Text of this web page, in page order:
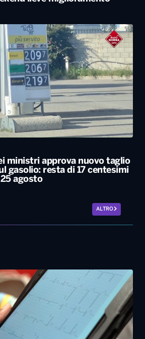
ministri approva nuovo taglio
gasolio: resta di 17 centesimi
agosto
ALTRO